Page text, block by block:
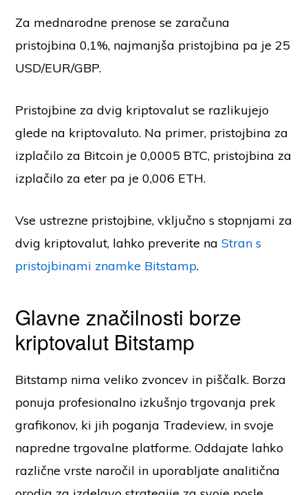
Za mednarodne prenose se zaračuna
pristojbina 0,1%, najmanjša pristojbina pa je 25
USD/EUR/GBP.
Pristojbine za dvig kriptovalut se razlikujejo
glede na kriptovaluto. Na primer, pristojbina za
izplačilo za Bitcoin je 0,0005 BTC, pristojbina za
izplačilo za eter pa je 0,006 ETH.
Vse ustrezne pristojbine, vključno s stopnjami za
dvig kriptovalut, lahko preverite naStran s
pristojbinami znamke Bitstamp.
Glavne značilnosti borze
kriptovalut Bitstamp
Bitstamp nima veliko zvoncev in piščalk. Borza
ponuja profesionalno izkušnjo trgovanja prek
grafikonov, ki jih poganja Tradeview, in svoje
napredne trgovalne platforme. Oddajate lahko
različne vrste naročil in uporabljate analitična